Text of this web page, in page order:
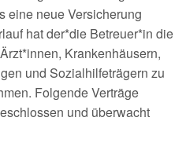
eine neue Versicherung
hat der*die Betreuer*in die
Krankenhäusern,
und Sozialhilfeträgern zu
Folgende Verträge
und überwacht